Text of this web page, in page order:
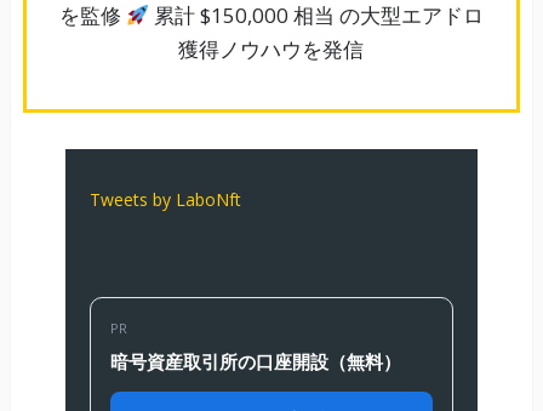
を監修
累計 $150,000 相当 の大型エアドロ
獲得ノウハウを発信
Tweets by LaboNft
PR
暗号資産取引所の口座開設（無料）